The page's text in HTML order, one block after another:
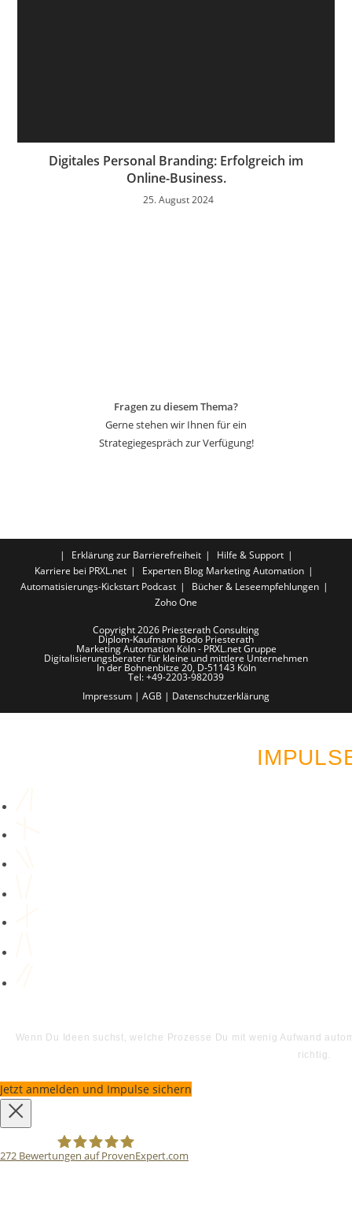
Digitales Personal Branding: Erfolgreich im
Online-Business.
25. August 2024
Fragen zu diesem Thema?
Gerne stehen wir Ihnen für ein
Strategiegespräch zur Verfügung!
Erklärung zur Barrierefreiheit
Hilfe & Support
Karriere bei PRXL.net
Experten Blog Marketing Automation
Automatisierungs-Kickstart Podcast
Bücher & Leseempfehlungen
Zoho One
Copyright 2026 Priesterath Consulting
Diplom-Kaufmann Bodo Priesterath
Marketing Automation Köln - PRXL.net Gruppe
Digitalisierungsberater für kleine und mittlere Unternehmen
In der Bohnenbitze 20, D-51143 Köln
Tel: +49-2203-982039
Impressum | AGB | Datenschutzerklärung
Wenn Du Ideen suchst, welche Prozesse Du mit wenig Aufwand
richtig.
Jetzt anmelden und Impulse sichern
272 Bewertungen auf ProvenExpert.com